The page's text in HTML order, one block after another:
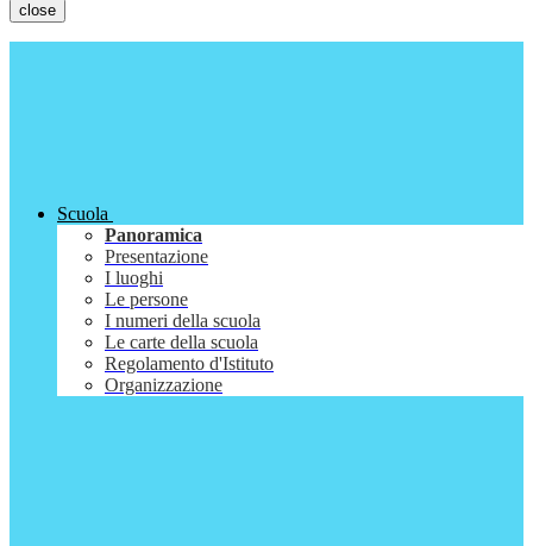
close
Scuola
Panoramica
Presentazione
I luoghi
Le persone
I numeri della scuola
Le carte della scuola
Regolamento d'Istituto
Organizzazione